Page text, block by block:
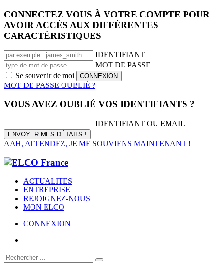
CONNECTEZ VOUS À VOTRE COMPTE POUR
AVOIR ACCÈS AUX DIFFÉRENTES
CARACTÉRISTIQUES
IDENTIFIANT
MOT DE PASSE
Se souvenir de moi
MOT DE PASSE OUBLIÉ ?
VOUS AVEZ OUBLIÉ VOS IDENTIFIANTS ?
IDENTIFIANT OU EMAIL
AAH, ATTENDEZ, JE ME SOUVIENS MAINTENANT !
ACTUALITES
ENTREPRISE
REJOIGNEZ-NOUS
MON ELCO
CONNEXION